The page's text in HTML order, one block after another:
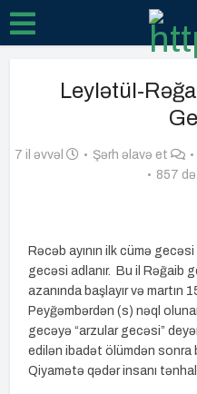
Leylətül-
7 il əvvəl Şərh əlavə et
857
Rəcəb ayının ilk cümə
gecəsi adlanır. Bu il Rəğaib
azanında başlayır və martın
Peyğəmbərdən (s) nəql
gecəyə “arzular gecəsi”
edilən ibadət ölümdən sonra
Qiyamətə qədər insanı